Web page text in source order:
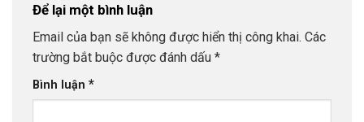
Để lại một bình luận
Email của bạn sẽ không được hiển thị công khai. Các
trường bắt buộc được đánh dấu *
Bình luận *